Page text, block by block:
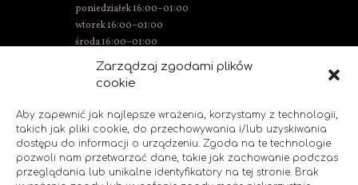
Zarządzaj zgodami plików
cookie
Aby zapewnić jak najlepsze wrażenia, korzystamy z technologii,
takich jak pliki cookie, do przechowywania i/lub uzyskiwania
dostępu do informacji o urządzeniu. Zgoda na te technologie
pozwoli nam przetwarzać dane, takie jak zachowanie podczas
przeglądania lub unikalne identyfikatory na tej stronie. Brak
poniedziałek 16:00–01:00
wtorek 16:00–01:00
środa 16:00–01:00
Thursday 15:00–01:00
Friday 15:00–02:00
Sunday 14:00–00:00